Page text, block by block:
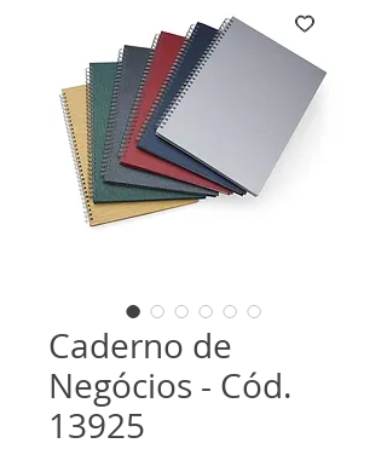
Caderno de
Negócios - Cód.
13925